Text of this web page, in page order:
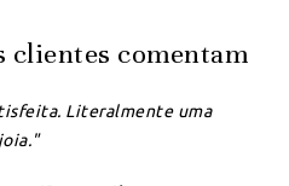
clientes comentam
Literalmente uma
joia."